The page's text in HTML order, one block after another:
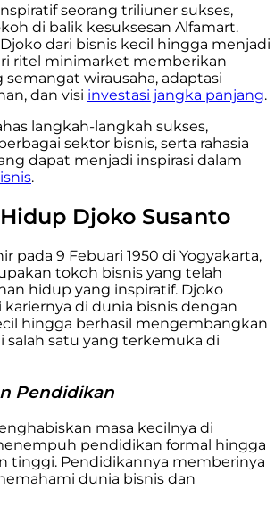
seorang triliuner sukses,
di balik kesuksesan Alfamart.
dari bisnis kecil hingga menjadi
ritel minimarket memberikan
wirausaha, adaptasi
dan visi investasi jangka panjang.
langkah-langkah sukses,
sektor bisnis, serta rahasia
dapat menjadi inspirasi dalam
.
Djoko Susanto
pada 9 Febuari 1950 di Yogyakarta,
tokoh bisnis yang telah
hidup yang inspiratif. Djoko
di dunia bisnis dengan
hingga berhasil mengembangkan
salah satu yang terkemuka di
Pendidikan
masa kecilnya di
pendidikan formal hingga
tinggi. Pendidikannya memberinya
dunia bisnis dan